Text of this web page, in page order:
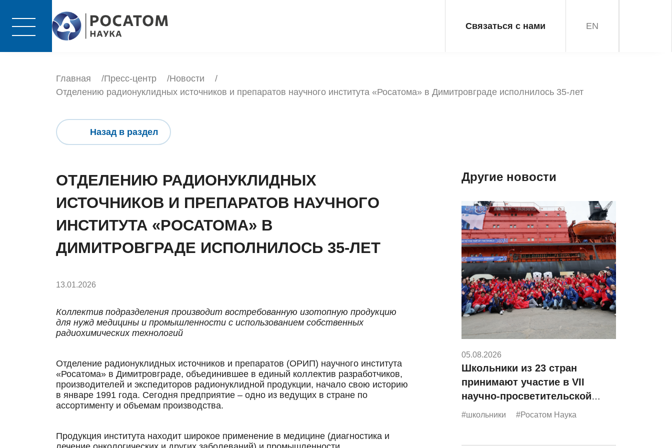
Связаться с нами EN
Главная Пресс-центр
Новости
Отделению радионуклидных источников и препаратов научного института «Росатома» в Димитровграде исполнилось 35-лет
Назад в раздел
ОТДЕЛЕНИЮ РАДИОНУКЛИДНЫХ
ИСТОЧНИКОВ И ПРЕПАРАТОВ НАУЧНОГО
ИНСТИТУТА «РОСАТОМА» В
ДИМИТРОВГРАДЕ ИСПОЛНИЛОСЬ 35-ЛЕТ
13.01.2026
Коллектив подразделения производит востребованную изотопную продукцию
для нужд медицины и промышленности с использованием собственных
радиохимических технологий
Отделение радионуклидных источников и препаратов (ОРИП) научного института
«Росатома» в Димитровграде, объединившее в единый коллектив разработчиков,
производителей и экспедиторов радионуклидной продукции, начало свою историю
в январе 1991 года. Сегодня предприятие – одно из ведущих в стране по
ассортименту и объемам производства.
Продукция института находит широкое применение в медицине (диагностика и
Другие новости
05.08.2026
Школьники из 23 стран
принимают участие в VII
научно-просветительской
экспедиции «Росатома»
#школьники #Росатом Наука